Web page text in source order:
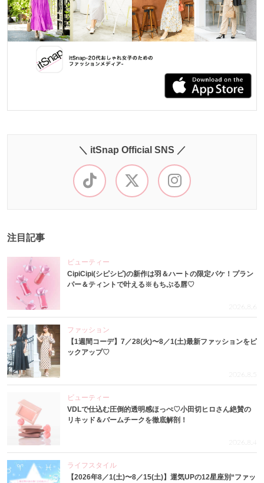
＼ itSnap Official SNS ／
注目記事
ビューティー
CipiCipi(シピシピ)の新作は羽＆ハートの限定パケ！プラン
パー＆ティントで叶える※もちぷる唇♡
2026.8.6
ファッション
【1週間コーデ】7／28(火)〜8／1(土)最新ファッションをピ
ックアップ♡
2026.8.5
ビューティー
VDLで仕込む圧倒的透明感ほっぺ♡小田切ヒロさん絶賛の
リキッド＆バームチークを徹底解剖！
2026.8.4
ライフスタイル
【2026年8／1(土)〜8／15(土)】運気UPの12星座別“ファッ